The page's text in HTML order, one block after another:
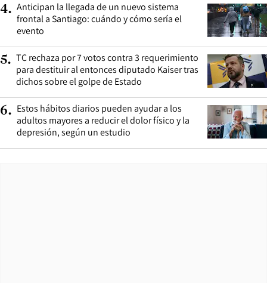
4. Anticipan la llegada de un nuevo sistema
frontal a Santiago: cuándo y cómo sería el
evento
5. TC rechaza por 7 votos contra 3 requerimiento
para destituir al entonces diputado Kaiser tras
dichos sobre el golpe de Estado
6. Estos hábitos diarios pueden ayudar a los
adultos mayores a reducir el dolor físico y la
depresión, según un estudio